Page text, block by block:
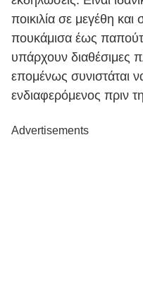
ποικιλία σε μεγέθη
πουκάμισα έως
υπάρχουν διαθέσιμες
επομένως συνιστάται
ενδιαφερόμενος πριν
Advertisements